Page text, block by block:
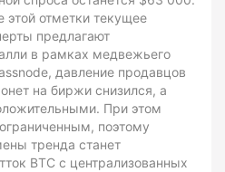
отметки текущее
предлагают
в рамках медвежьего
давление продавцов
на биржи снизился, а
При этом
поэтому
тренда станет
BTC с централизованных